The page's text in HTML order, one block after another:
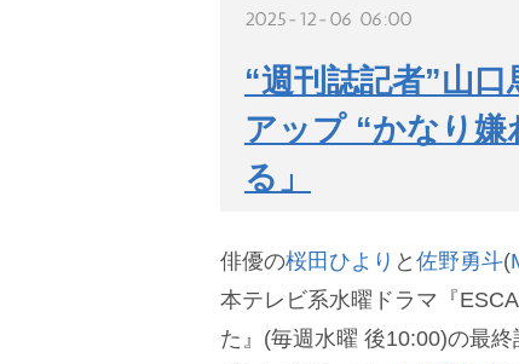
2025-12-06 06:00
“週刊誌記者”山
アップ “かなり嫌
る」
俳優の桜田ひより と 佐野勇斗(
本テレビ系水曜ドラマ『
た』(毎週水曜 後10:00)の最終